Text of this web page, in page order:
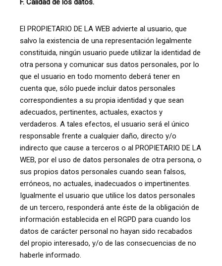
F. Calidad de los datos.
El PROPIETARIO DE LA WEB advierte al usuario, que
salvo la existencia de una representación legalmente
constituida, ningún usuario puede utilizar la identidad de
otra persona y comunicar sus datos personales, por lo
que el usuario en todo momento deberá tener en
cuenta que, sólo puede incluir datos personales
correspondientes a su propia identidad y que sean
adecuados, pertinentes, actuales, exactos y
verdaderos. A tales efectos, el usuario será el único
responsable frente a cualquier daño, directo y/o
indirecto que cause a terceros o al PROPIETARIO DE LA
WEB, por el uso de datos personales de otra persona, o
sus propios datos personales cuando sean falsos,
erróneos, no actuales, inadecuados o impertinentes.
Igualmente el usuario que utilice los datos personales
de un tercero, responderá ante éste de la obligación de
información establecida en el RGPD para cuando los
datos de carácter personal no hayan sido recabados
del propio interesado, y/o de las consecuencias de no
haberle informado.